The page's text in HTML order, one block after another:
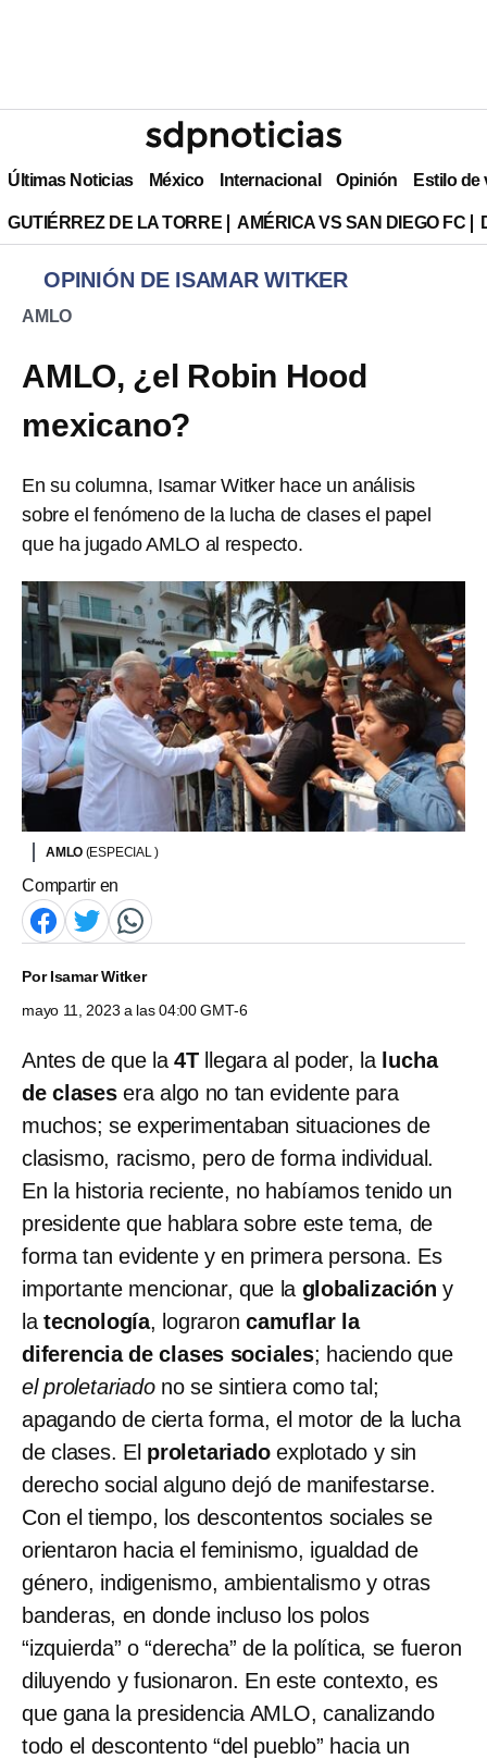
Últimas Noticias México Internacional Opinión Estilo de
GUTIÉRREZ DE LA TORRE AMÉRICA VS SAN DIEGO FC
OPINIÓN DE ISAMAR WITKER
AMLO
AMLO, ¿el Robin Hood
mexicano?
En su columna, Isamar Witker hace un análisis
sobre el fenómeno de la lucha de clases el papel
que ha jugado AMLO al respecto.
AMLO (ESPECIAL )
Compartir en
PorIsamar Witker
mayo 11, 2023 a las 04:00 GMT-6
Antes de que la4Tllegara al poder, la lucha
de clasesera algo no tan evidente para
muchos; se experimentaban situaciones de
clasismo, racismo, pero de forma individual.
En la historia reciente, no habíamos tenido un
presidente que hablara sobre este tema, de
forma tan evidente y en primera persona. Es
importante mencionar, que la globalización y
la tecnología, lograron camuflar la
diferencia de clases sociales; haciendo que
el proletariadono se sintiera como tal;
apagando de cierta forma, el motor de la lucha
de clases. El proletariadoexplotado y sin
derecho social alguno dejó de manifestarse.
Con el tiempo, los descontentos sociales se
orientaron hacia el feminismo, igualdad de
género, indigenismo, ambientalismo y otras
banderas, en donde incluso los polos
“izquierda” o “derecha” de la política, se fueron
diluyendo y fusionaron. En este contexto, es
que gana la presidencia AMLO, canalizando
todo el descontento “del pueblo” hacia un